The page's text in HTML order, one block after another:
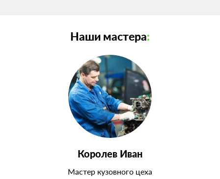
Наши мастера:
Королев Иван
Мастер кузовного цеха